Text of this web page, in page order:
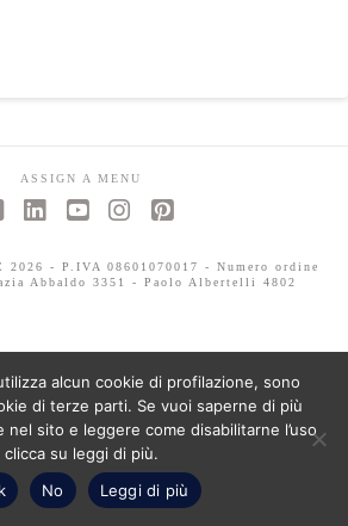
ASSIGN A MENU
- P.IVA 08601070017 - Numero ordine
Abbaldo 3351 - Paolo Albertelli 4802
alcun cookie di profilazione, sono
di terze parti. Se vuoi saperne di più
nel sito e leggere come disabilitarne l’uso
clicca su leggi di più.
No Leggi di più